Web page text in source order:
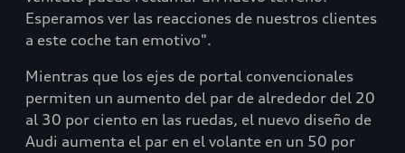
Esperamos ver las reacciones de nuestros clientes
a este coche tan emotivo".
Mientras que los ejes de portal convencionales
permiten un aumento del par de alrededor del 20
al 30 por ciento en las ruedas, el nuevo diseño de
Audi aumenta el par en el volante en un 50 por